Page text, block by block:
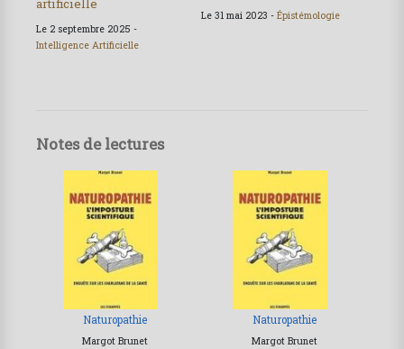
artificielle
Le 2 septembre 2025 -
Intelligence Artificielle
Le 31 mai 2023 - Épistémologie
Notes de lectures
Naturopathie
Margot Brunet
Naturopathie
Margot Brunet